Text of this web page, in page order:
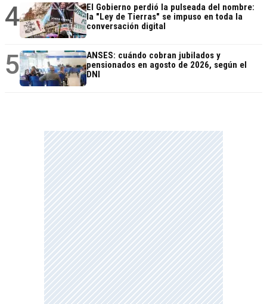
4
El Gobierno perdió la pulseada del nombre:
la "Ley de Tierras" se impuso en toda la
conversación digital
5
ANSES: cuándo cobran jubilados y
pensionados en agosto de 2026, según el
DNI